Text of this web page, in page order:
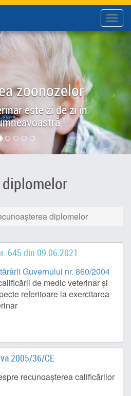
zoonozelor
este zi de zi în
!
diplomelor
645 din 09.06.2021
Guvernului nr. 860/2004
de medic veterinar şi
referitoare la exercitarea
2005/36/CE
recunoașterea calificărilor